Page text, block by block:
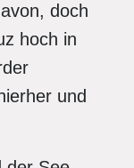
doch
hoch in
und